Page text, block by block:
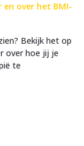
over het BMI-
Bekijk het op
over hoe jij je
te